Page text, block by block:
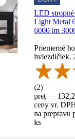
LED
Light Metal
6000 lm
Priemerné
hviezdičiek.
(2)
preț —
ceny vr.
na prepravu
ks